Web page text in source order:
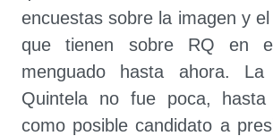
encuestas sobre la imagen y
que tienen sobre RQ en
menguado hasta ahora.
Quintela no fue poca, hasta
como posible candidato a